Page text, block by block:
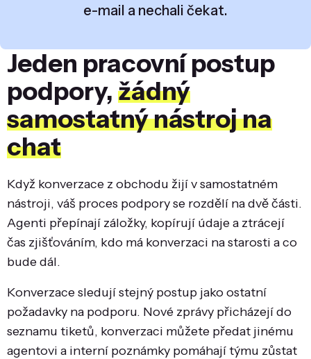
e-mail a nechali čekat.
Jeden pracovní postup
podpory, žádný
samostatný nástroj na
chat
Když konverzace z obchodu žijí v samostatném
nástroji, váš proces podpory se rozdělí na dvě části.
Agenti přepínají záložky, kopírují údaje a ztrácejí
čas zjišťováním, kdo má konverzaci na starosti a co
bude dál.
Konverzace sledují stejný postup jako ostatní
požadavky na podporu. Nové zprávy přicházejí do
seznamu tiketů, konverzaci můžete předat jinému
agentovi a interní poznámky pomáhají týmu zůstat